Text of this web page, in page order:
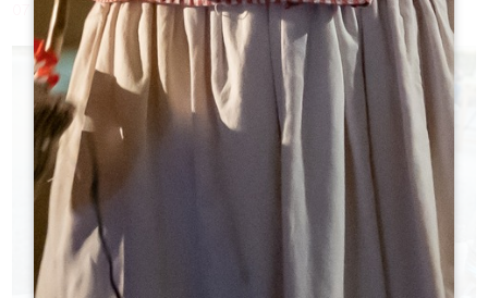
07 Août 2026 - De 18:00 à 02:00